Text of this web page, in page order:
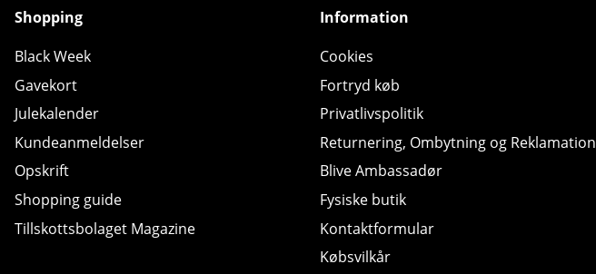
Shopping
Black Week
Gavekort
Julekalender
Kundeanmeldelser
Opskrift
Shopping guide
Tillskottsbolaget Magazine
Information
Cookies
Fortryd køb
Privatlivspolitik
Returnering, Ombytning og Reklamation
Blive Ambassadør
Fysiske butik
Kontaktformular
Købsvilkår